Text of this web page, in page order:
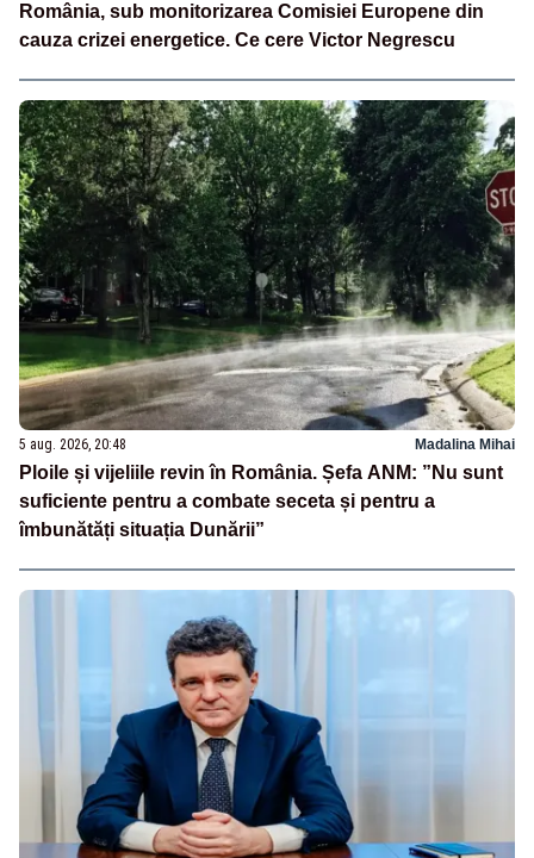
România, sub monitorizarea Comisiei Europene din
cauza crizei energetice. Ce cere Victor Negrescu
5 aug. 2026, 20:48 Madalina Mihai
Ploile și vijeliile revin în România. Șefa ANM: ”Nu sunt
suficiente pentru a combate seceta și pentru a
îmbunătăți situația Dunării”